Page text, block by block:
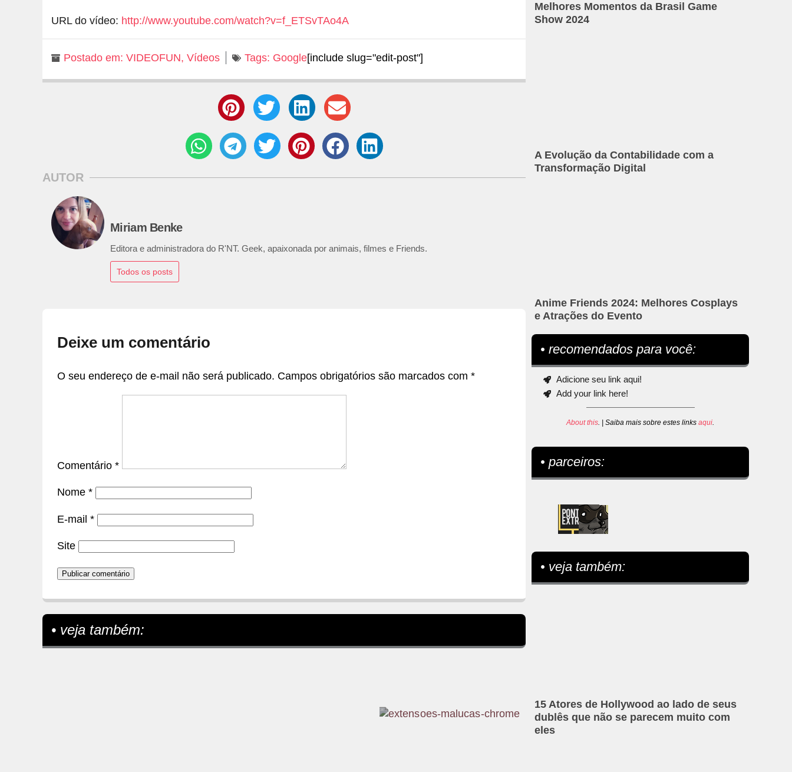
URL do vídeo: http://www.youtube.com/watch?v=f_ETSvTAo4A
Postado em: VIDEOFUN, Vídeos Tags: Google[include slug="edit-post"]
AUTOR
Miriam Benke
Editora e administradora do R'NT. Geek, apaixonada por animais, filmes e Friends.
Todos os posts
Deixe um comentário
O seu endereço de e-mail não será publicado. Campos obrigatórios são marcados com *
Comentário *
Nome *
E-mail *
Site
• veja também:
Melhores Momentos da Brasil Game
Show 2024
A Evolução da Contabilidade com a
Transformação Digital
Anime Friends 2024: Melhores Cosplays
e Atrações do Evento
• recomendados para você:
Adicione seu link aqui!
Add your link here!
About this. | Saiba mais sobre estes linksaqui.
• parceiros:
• veja também:
15 Atores de Hollywood ao lado de seus
dublês que não se parecem muito com
eles